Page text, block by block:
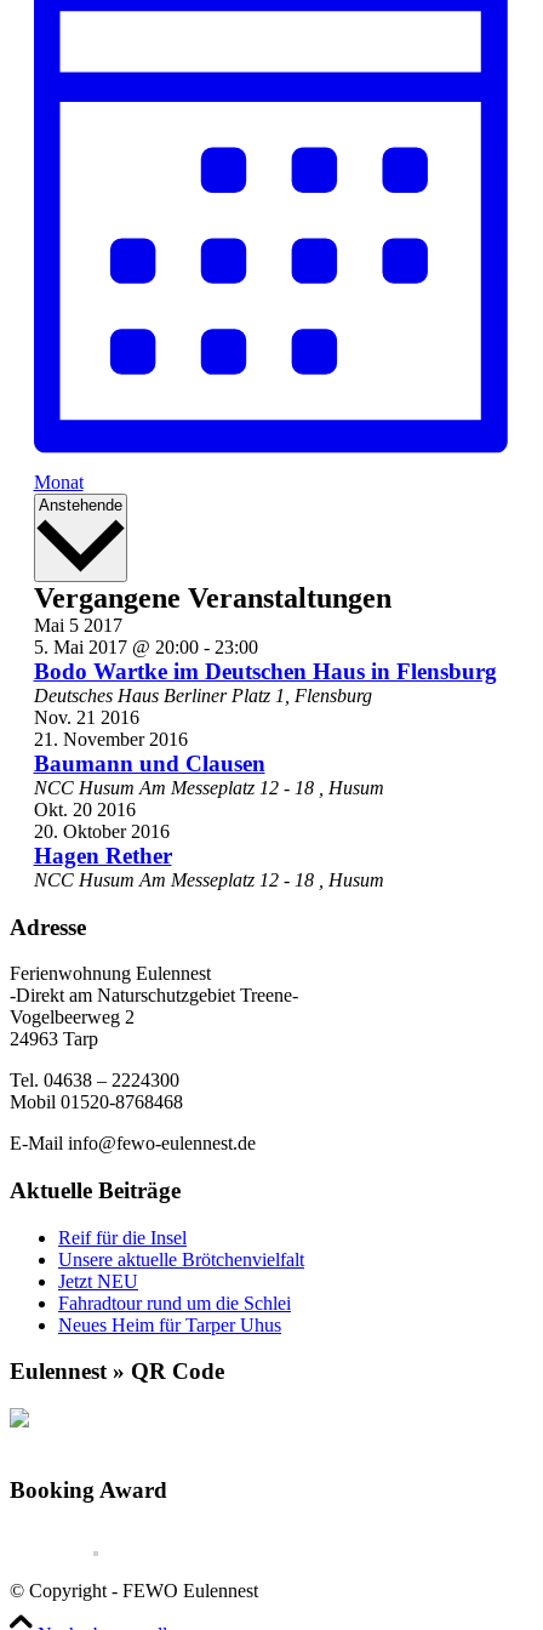
Monat
Anstehende Datum
Vergangene Veranstaltungen
Mai 5 2017
5. Mai 2017 @ 20:00- 23:00
Bodo Wartke im Deutschen Haus in Flensburg
Deutsches Haus Berliner Platz 1, Flensburg
Nov. 21 2016
21. November 2016
Baumann und Clausen
NCC Husum Am Messeplatz 12 - 18 , Husum
Okt. 20 2016
20. Oktober 2016
Hagen Rether
NCC Husum Am Messeplatz 12 - 18 , Husum
Adresse
Ferienwohnung Eulennest
-Direkt am Naturschutzgebiet Treene-
Vogelbeerweg 2
24963 Tarp
Tel. 04638 – 2224300
Mobil 01520-8768468
E-Mail info@fewo-eulennest.de
Aktuelle Beiträge
Reif für die Insel
Unsere aktuelle Brötchenvielfalt
Jetzt NEU
Fahradtour rund um die Schlei
Neues Heim für Tarper Uhus
Eulennest » QR Code
Booking Award
© Copyright - FEWO Eulennest